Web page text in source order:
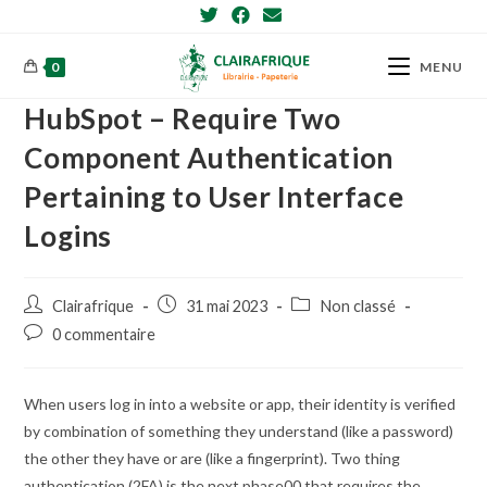
content0 MENU
HubSpot – Require Two
Component Authentication
Pertaining to User Interface
Logins
Post
author:
Clairafrique
Post31 mai 2023
PostNon classé
Post0 commentaire
When users log in into a website or app, their identity is verified
by combination of something they understand (like a password)
the other they have or are (like a fingerprint). Two thing